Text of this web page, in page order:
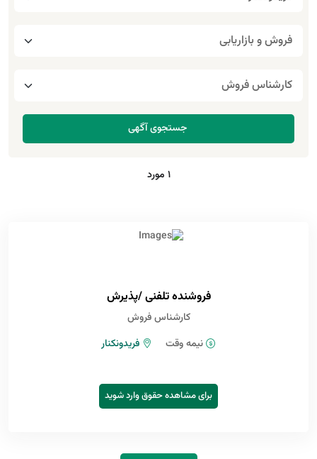
1 مورد
فروشنده تلفنی /پذیرش
کارشناس فروش
نیمه وقت
فریدونکنار
برای مشاهده حقوق وارد شوید